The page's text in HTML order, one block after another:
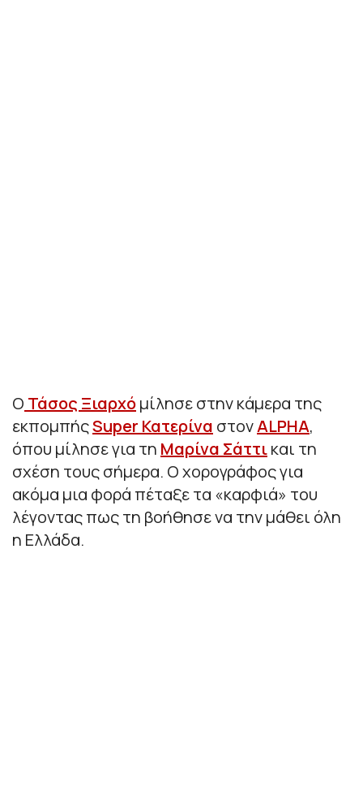
Ο Τάσος Ξιαρχόμίλησε στην κάμερα της
εκπομπήςSuper Κατερίνα στονALPHA,
όπου μίλησε για τη Μαρίνα Σάττικαι τη
σχέση τους σήμερα. Ο χορογράφος για
ακόμα μια φορά πέταξε τα «καρφιά» του
λέγοντας πως τη βοήθησε να την μάθει όλη
η Ελλάδα.